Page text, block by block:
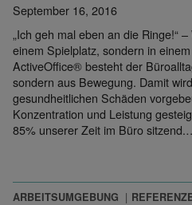
September 16, 2016
„Ich geh mal eben an die Ringe!“
einem Spielplatz, sondern in
ActiveOffice® besteht der
sondern aus Bewegung. Damit
gesundheitlichen Schäden
Konzentration und Leistung
85% unserer Zeit im Büro
ARBEITSUMGEBUNG